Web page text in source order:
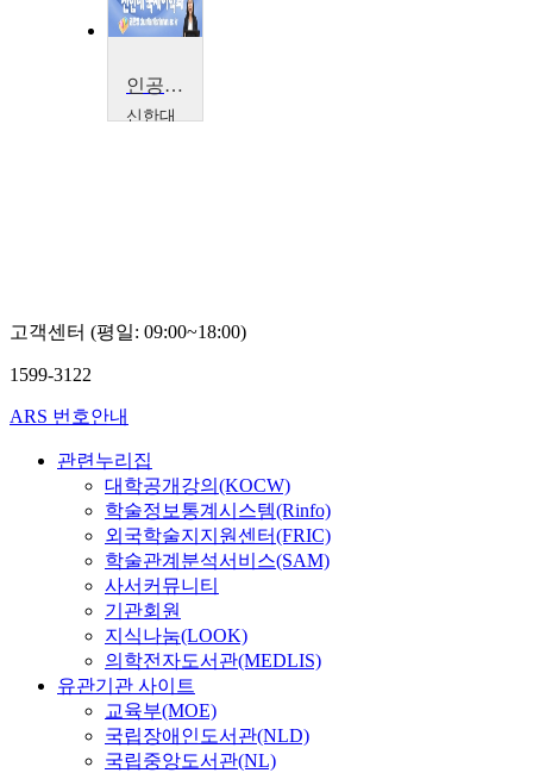
현
인공지능(AI) 시대의 외국어 교수법
신한대
고객센터 (평일: 09:00~18:00)
1599-3122
ARS 번호안내
관련누리집
대학공개강의(KOCW)
학술정보통계시스템(Rinfo)
외국학술지지원센터(FRIC)
학술관계분석서비스(SAM)
사서커뮤니티
기관회원
지식나눔(LOOK)
의학전자도서관(MEDLIS)
유관기관 사이트
교육부(MOE)
국립장애인도서관(NLD)
국립중앙도서관(NL)